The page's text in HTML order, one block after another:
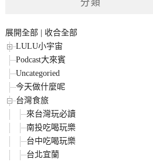
分類
展開全部
收合全部
LULU小宇宙
Podcast大來賓
Uncategoried
今天做什麼呢
台灣食旅
來台灣玩必讀
南投吃喝玩樂
台中吃喝玩樂
台北宜蘭